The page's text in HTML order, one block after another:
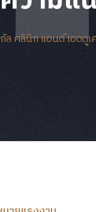
ล คลินิก แอนด์ เอดดู